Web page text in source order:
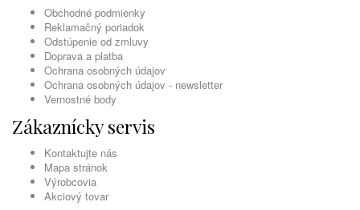
Obchodné podmienky
Reklamačný poriadok
Odstúpenie od zmluvy
Doprava a platba
Ochrana osobných údajov
Ochrana osobných údajov - newsletter
Vernostné body
Zákaznícky servis
Kontaktujte nás
Mapa stránok
Výrobcovia
Akciový tovar